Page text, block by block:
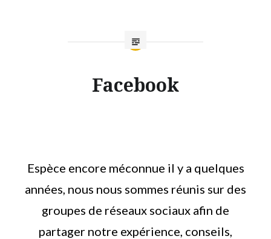
Facebook
Espèce encore méconnue il y a quelques
années, nous nous sommes réunis sur des
groupes de réseaux sociaux afin de
partager notre expérience, conseils,